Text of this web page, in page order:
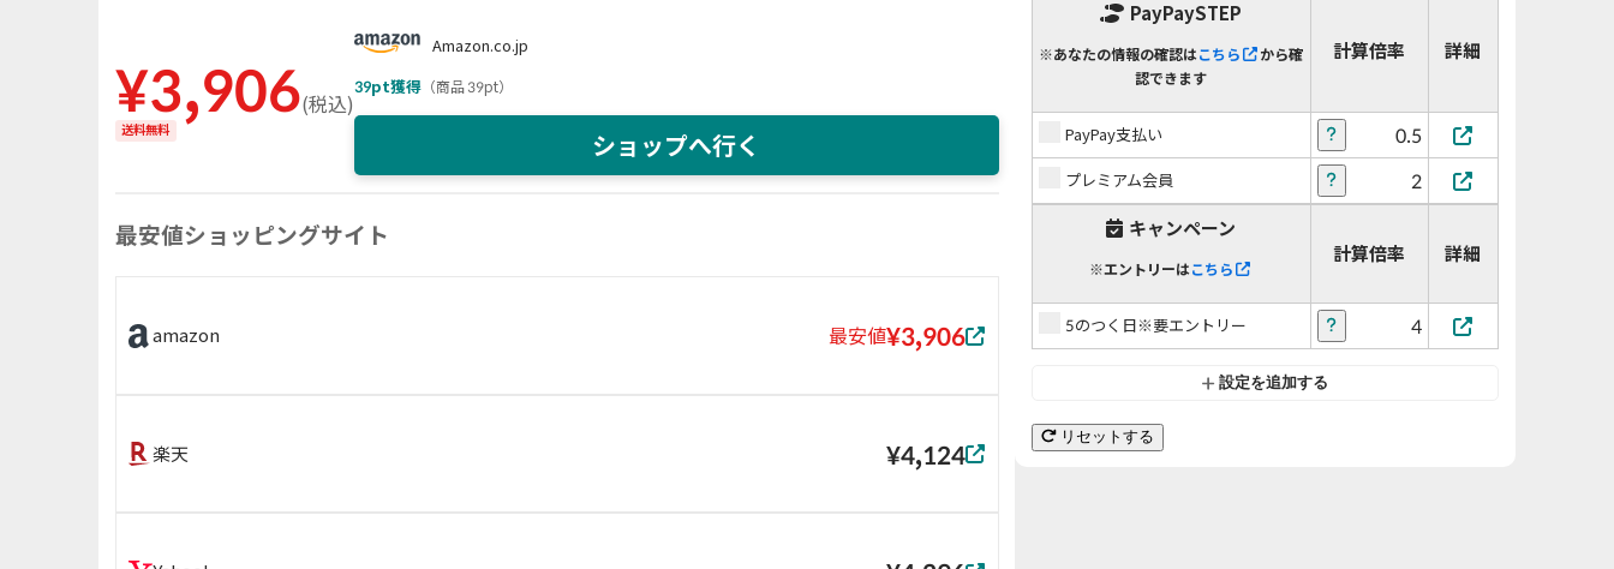
¥3,906(税込)
送料無料
Amazon.co.jp
39pt獲得 （商品 39pt）
ショップへ行く
最安値ショッピングサイト
amazon 最安値¥3,906
楽天 ¥4,124
PayPaySTEP
※あなたの情報の確認はこちら
から確
認できます
計算倍率 詳細
PayPay支払い 0.5
プレミアム会員 2
キャンペーン
※エントリーはこちら
計算倍率 詳細
5のつく日※要エントリー 4
設定を追加する
リセットする